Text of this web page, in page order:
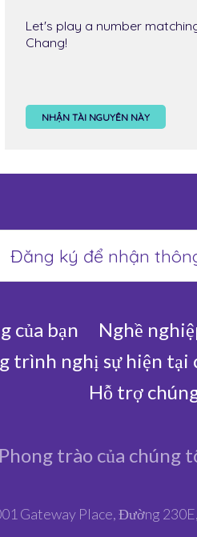
Let's play a number
Chang!
NHẬN TÀI NGUYÊN NÀY
của bạn Nghề
trình nghị sự hiện tại
Hỗ trợ
trào của chúng
Gateway Place, Đường